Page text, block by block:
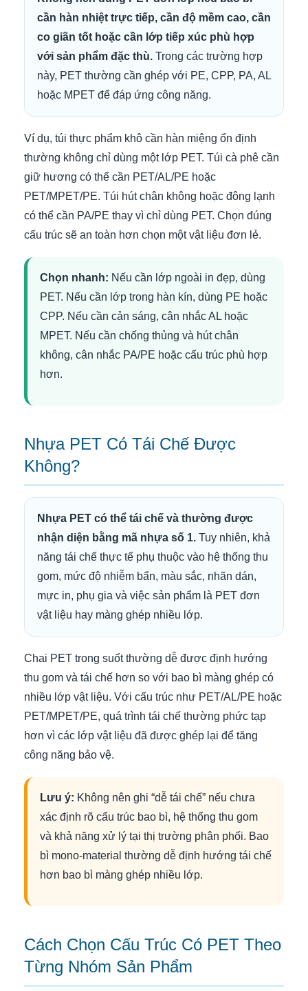
cần hàn nhiệt trực tiếp, cần độ mềm cao, cần
co giãn tốt hoặc cần lớp tiếp xúc phù hợp
với sản phẩm đặc thù. Trong các trường hợp
này, PET thường cần ghép với PE, CPP, PA, AL
hoặc MPET để đáp ứng công năng.
Ví dụ, túi thực phẩm khô cần hàn miệng ổn định
thường không chỉ dùng một lớp PET. Túi cà phê cần
giữ hương có thể cần PET/AL/PE hoặc
PET/MPET/PE. Túi hút chân không hoặc đông lạnh
có thể cần PA/PE thay vì chỉ dùng PET. Chọn đúng
cấu trúc sẽ an toàn hơn chọn một vật liệu đơn lẻ.
Chọn nhanh: Nếu cần lớp ngoài in đẹp, dùng
PET. Nếu cần lớp trong hàn kín, dùng PE hoặc
CPP. Nếu cần cản sáng, cân nhắc AL hoặc
MPET. Nếu cần chống thủng và hút chân
không, cân nhắc PA/PE hoặc cấu trúc phù hợp
hơn.
Nhựa PET Có Tái Chế Được
Không?
Nhựa PET có thể tái chế và thường được
nhận diện bằng mã nhựa số 1. Tuy nhiên, khả
năng tái chế thực tế phụ thuộc vào hệ thống thu
gom, mức độ nhiễm bẩn, màu sắc, nhãn dán,
mực in, phụ gia và việc sản phẩm là PET đơn
vật liệu hay màng ghép nhiều lớp.
Chai PET trong suốt thường dễ được định hướng
thu gom và tái chế hơn so với bao bì màng ghép có
nhiều lớp vật liệu. Với cấu trúc như PET/AL/PE hoặc
PET/MPET/PE, quá trình tái chế thường phức tạp
hơn vì các lớp vật liệu đã được ghép lại để tăng
công năng bảo vệ.
Lưu ý: Không nên ghi “dễ tái chế” nếu chưa
xác định rõ cấu trúc bao bì, hệ thống thu gom
và khả năng xử lý tại thị trường phân phối. Bao
bì mono-material thường dễ định hướng tái chế
hơn bao bì màng ghép nhiều lớp.
Cách Chọn Cấu Trúc Có PET Theo
Từng Nhóm Sản Phẩm